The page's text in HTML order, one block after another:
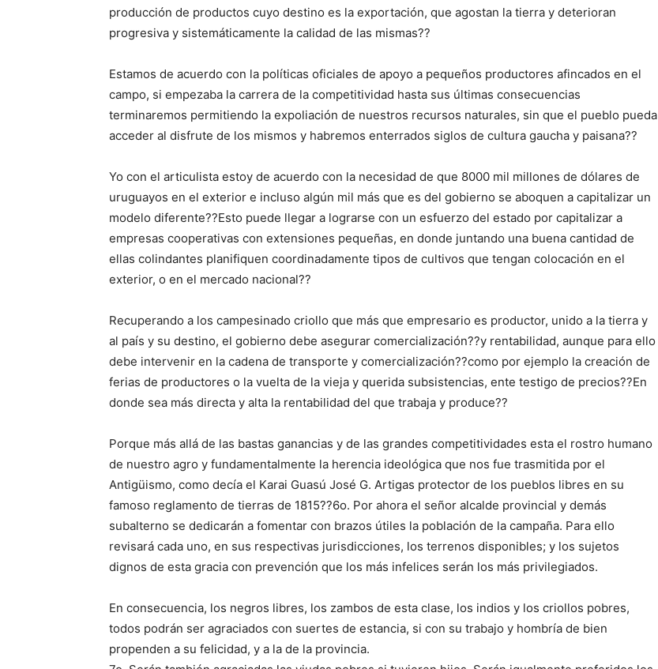
producción de productos cuyo destino es la exportación, que agostan la tierra y deterioran
progresiva y sistemáticamente la calidad de las mismas??
Estamos de acuerdo con la políticas oficiales de apoyo a pequeños productores afincados en el
campo, si empezaba la carrera de la competitividad hasta sus últimas consecuencias
terminaremos permitiendo la expoliación de nuestros recursos naturales, sin que el pueblo pueda
acceder al disfrute de los mismos y habremos enterrados siglos de cultura gaucha y paisana??
Yo con el articulista estoy de acuerdo con la necesidad de que 8000 mil millones de dólares de
uruguayos en el exterior e incluso algún mil más que es del gobierno se aboquen a capitalizar un
modelo diferente??Esto puede llegar a lograrse con un esfuerzo del estado por capitalizar a
empresas cooperativas con extensiones pequeñas, en donde juntando una buena cantidad de
ellas colindantes planifiquen coordinadamente tipos de cultivos que tengan colocación en el
exterior, o en el mercado nacional??
Recuperando a los campesinado criollo que más que empresario es productor, unido a la tierra y
al país y su destino, el gobierno debe asegurar comercialización??y rentabilidad, aunque para ello
debe intervenir en la cadena de transporte y comercialización??como por ejemplo la creación de
ferias de productores o la vuelta de la vieja y querida subsistencias, ente testigo de precios??En
donde sea más directa y alta la rentabilidad del que trabaja y produce??
Porque más allá de las bastas ganancias y de las grandes competitividades esta el rostro humano
de nuestro agro y fundamentalmente la herencia ideológica que nos fue trasmitida por el
Antigüismo, como decía el Karai Guasú José G. Artigas protector de los pueblos libres en su
famoso reglamento de tierras de 1815??6o. Por ahora el señor alcalde provincial y demás
subalterno se dedicarán a fomentar con brazos útiles la población de la campaña. Para ello
revisará cada uno, en sus respectivas jurisdicciones, los terrenos disponibles; y los sujetos
dignos de esta gracia con prevención que los más infelices serán los más privilegiados.
En consecuencia, los negros libres, los zambos de esta clase, los indios y los criollos pobres,
todos podrán ser agraciados con suertes de estancia, si con su trabajo y hombría de bien
propenden a su felicidad, y a la de la provincia.